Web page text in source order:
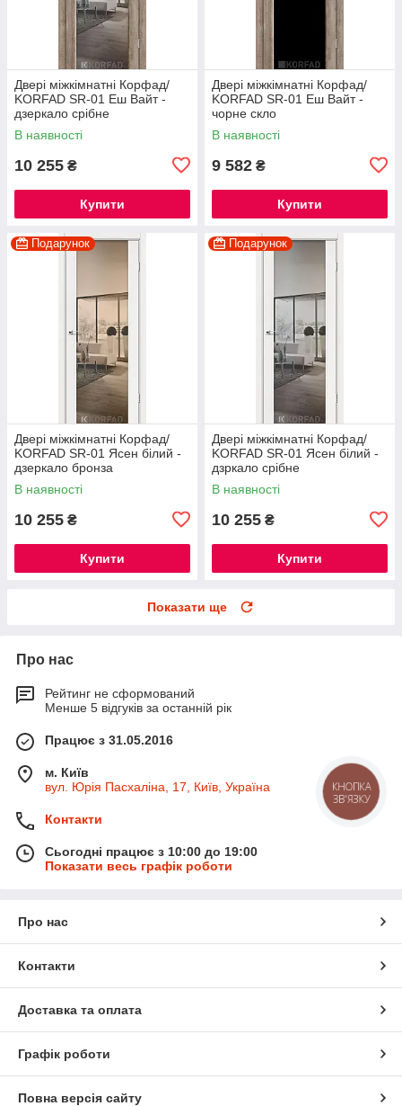
Двері міжкімнатні Корфад/
KORFAD SR-01 Еш Вайт -
дзеркало срібне
В наявності
10 255 ₴
Купити
Двері міжкімнатні Корфад/
KORFAD SR-01 Еш Вайт -
чорне скло
В наявності
9 582 ₴
Купити
Подарунок
Двері міжкімнатні Корфад/
KORFAD SR-01 Ясен білий -
дзеркало бронза
В наявності
10 255 ₴
Купити
Подарунок
Двері міжкімнатні Корфад/
KORFAD SR-01 Ясен білий -
дзркало срібне
В наявності
10 255 ₴
Купити
Показати ще
Про нас
Рейтинг не сформований
Менше 5 відгуків за останній рік
Працює з 31.05.2016
м. Київ
вул. Юрія Пасхаліна, 17, Київ, Україна
Контакти
Сьогодні працює з 10:00 до 19:00
Показати весь графік роботи
Про нас
Контакти
Доставка та оплата
Графік роботи
Повна версія сайту
КНОПКА
ЗВ'ЯЗКУ